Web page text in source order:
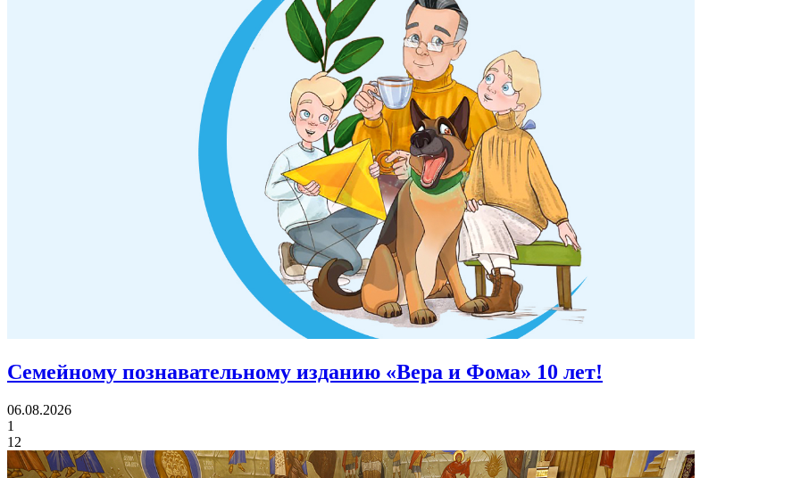
Семейному познавательному изданию «Вера и Фома» 10 лет!
06.08.2026
1
12